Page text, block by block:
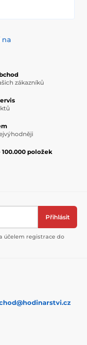
na
zákazníků
položek
Přihlásit
účelem registrace do